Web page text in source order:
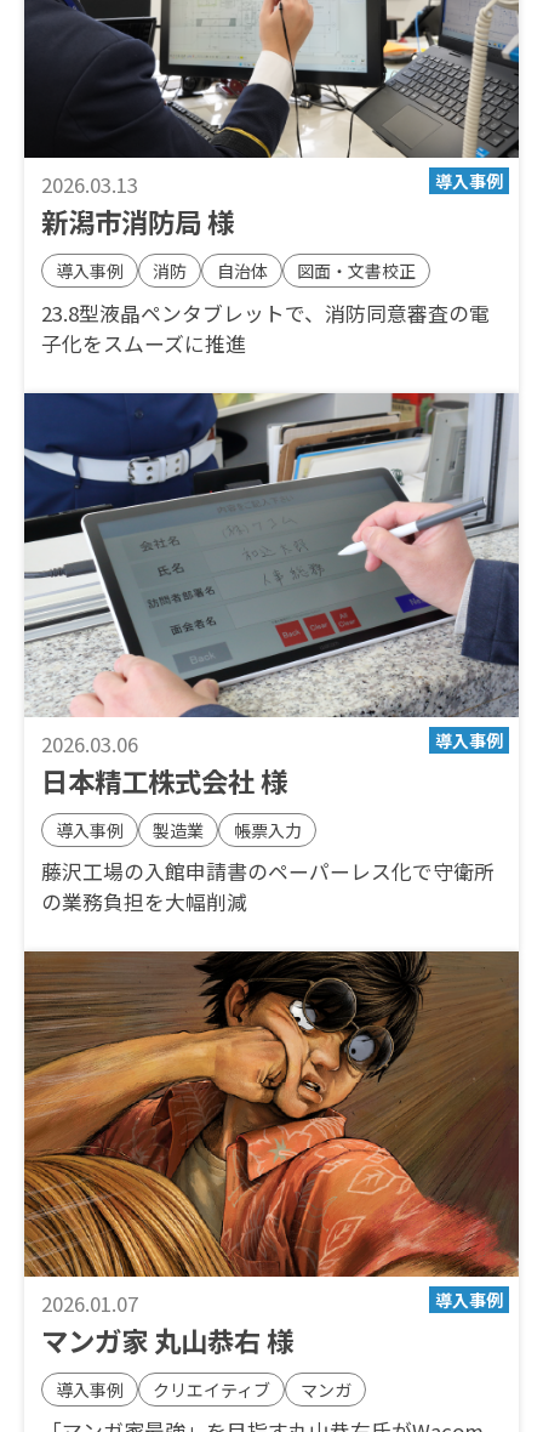
2026.03.13
新潟市消防局 様
導入事例 消防 自治体 図面・文書校正
23.8型液晶ペンタブレットで、消防同意審査の電
子化をスムーズに推進
2026.03.06
日本精工株式会社 様
導入事例 製造業 帳票入力
藤沢工場の入館申請書のペーパーレス化で守衛所
の業務負担を大幅削減
2026.01.07
マンガ家 丸山恭右 様
導入事例 クリエイティブ マンガ